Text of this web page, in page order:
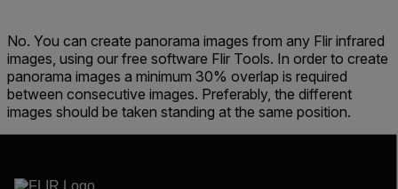
No. You can create panorama images from any Flir infrared
images, using our free software Flir Tools. In order to create
panorama images a minimum 30% overlap is required
between consecutive images. Preferably, the different
images should be taken standing at the same position.